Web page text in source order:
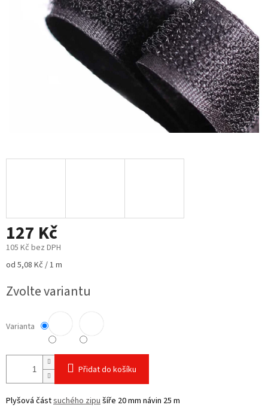
127 Kč
105 Kč bez DPH
Měrná
od 5,08 Kč / 1 m
Zvolte variantu
Varianta
Přidat do košíku
Plyšová částsuchého zipušíře 20 mm návin 25 m